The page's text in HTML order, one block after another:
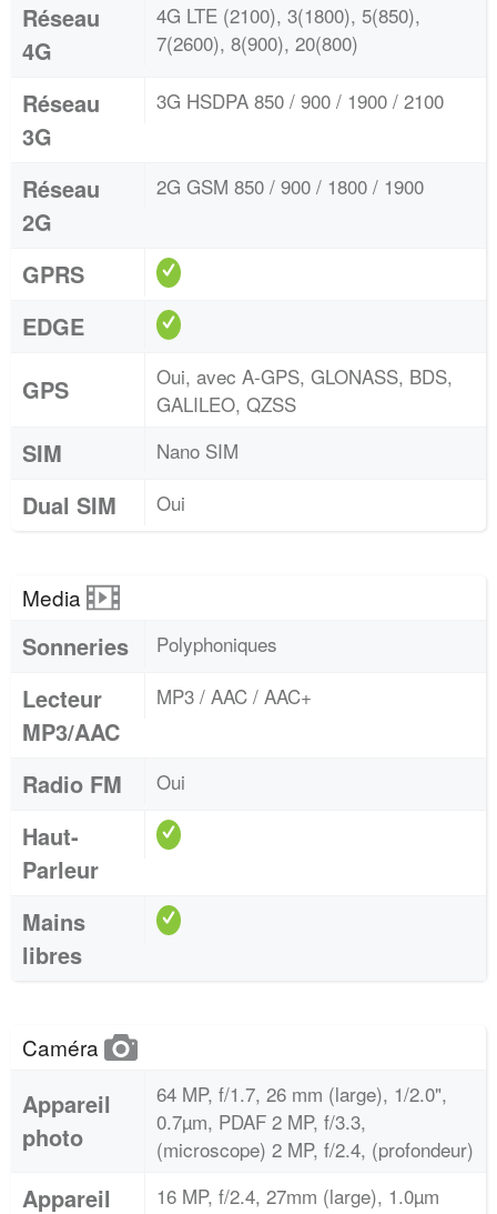
Réseau
4G
4G LTE (2100), 3(1800), 5(850),
7(2600), 8(900), 20(800)
Réseau
3G
3G HSDPA 850 / 900 / 1900 / 2100
Réseau
2G
2G GSM 850 / 900 / 1800 / 1900
GPRS
EDGE
GPS
Oui, avec A-GPS, GLONASS, BDS,
GALILEO, QZSS
SIM Nano SIM
Dual SIM Oui
Media
Sonneries Polyphoniques
Lecteur
MP3/AAC
MP3 / AAC / AAC+
Radio FM Oui
Haut-
Parleur
Mains
libres
Caméra
Appareil
photo
64 MP, f/1.7, 26 mm (large), 1/2.0",
0.7µm, PDAF 2 MP, f/3.3,
(microscope) 2 MP, f/2.4, (profondeur)
Appareil 16 MP, f/2.4, 27mm (large), 1.0µm